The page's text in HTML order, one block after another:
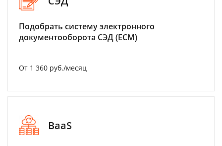
Подобрать систему электронного
документооборота СЭД (ECM)
От 1 360 руб./месяц
BaaS